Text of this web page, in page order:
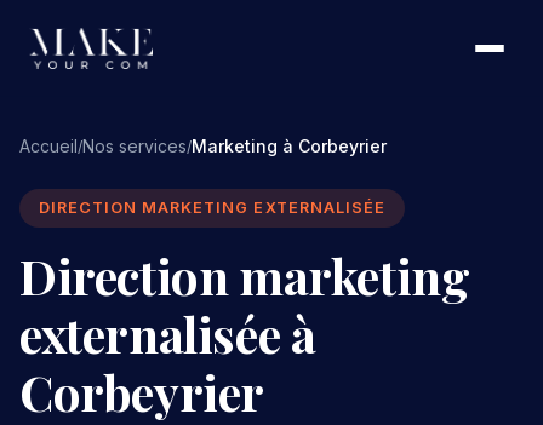
Accueil/Nos services/Marketing à Corbeyrier
DIRECTION MARKETING EXTERNALISÉE
Direction marketing
externalisée à
Corbeyrier